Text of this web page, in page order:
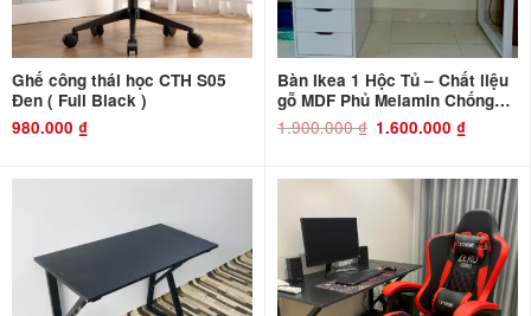
Ghế công thái học CTH S05
Đen ( Full Black )
980.000 ₫
Bàn Ikea 1 Hộc Tủ – Chất liệu
gỗ MDF Phủ Melamin Chống
Thấm và Chống Xước
1.900.000₫ Giá
gốc
1.600.000₫Giá
hiện
1.600.000